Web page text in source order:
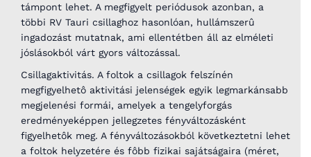
támpont lehet. A megfigyelt periódusok azonban, a
többi RV Tauri csillaghoz hasonlóan, hullámszerû
ingadozást mutatnak, ami ellentétben áll az elméleti
jóslásokból várt gyors változással.
Csillagaktivitás. A foltok a csillagok felszínén
megfigyelhetô aktivitási jelenségek egyik legmarkánsabb
megjelenési formái, amelyek a tengelyforgás
eredményeképpen jellegzetes fényváltozásként
figyelhetôk meg. A fényváltozásokból következtetni lehet
a foltok helyzetére és fôbb fizikai sajátságaira (méret,